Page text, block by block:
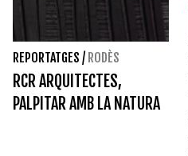
REPORTATGES / RODÈS
RCR ARQUITECTES,
PALPITAR AMB LA NATURA